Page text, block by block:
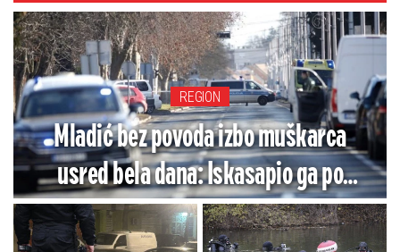
REGION
Mladić bez povoda izbo muškarca
usred bela dana: Iskasapio ga po
rukama i telu, pa pobegao